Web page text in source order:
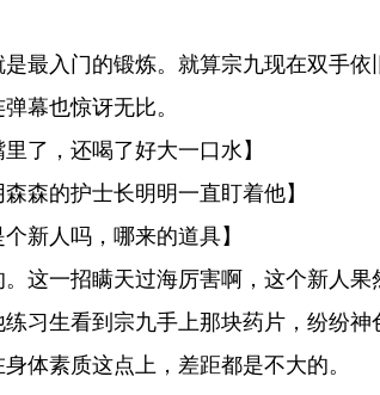
最入门的锻炼。就算宗九现在双手依
幕也惊讶无比。
了，还喝了好大一口水】
森的护士长明明一直盯着他】
新人吗，哪来的道具】
这一招瞒天过海厉害啊，这个新人果
习生看到宗九手上那块药片，纷纷神
体素质这点上，差距都是不大的。